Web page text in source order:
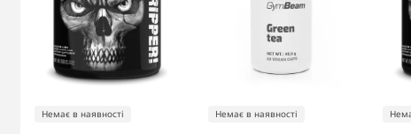
Немає в наявності Немає в наявності